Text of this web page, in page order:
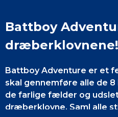
Battboy
dræberklovnene!
Battboy Adventure er et
skal gennemføre alle de
de farlige fælder og
dræberklovne. Saml alle